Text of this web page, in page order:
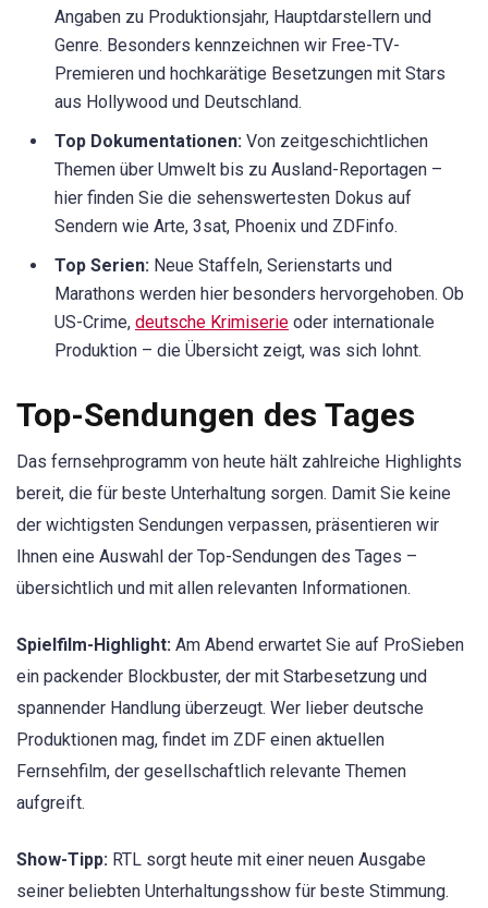
Angaben zu Produktionsjahr, Hauptdarstellern und
Genre. Besonders kennzeichnen wir Free-TV-
Premieren und hochkarätige Besetzungen mit Stars
aus Hollywood und Deutschland.
Top Dokumentationen: Von zeitgeschichtlichen
Themen über Umwelt bis zu Ausland-Reportagen –
hier finden Sie die sehenswertesten Dokus auf
Sendern wie Arte, 3sat, Phoenix und ZDFinfo.
Top Serien: Neue Staffeln, Serienstarts und
Marathons werden hier besonders hervorgehoben. Ob
US-Crime, deutsche Krimiserie oder internationale
Produktion – die Übersicht zeigt, was sich lohnt.
Top-Sendungen des Tages
Das fernsehprogramm von heute hält zahlreiche Highlights
bereit, die für beste Unterhaltung sorgen. Damit Sie keine
der wichtigsten Sendungen verpassen, präsentieren wir
Ihnen eine Auswahl der Top-Sendungen des Tages –
übersichtlich und mit allen relevanten Informationen.
Spielfilm-Highlight: Am Abend erwartet Sie auf ProSieben
ein packender Blockbuster, der mit Starbesetzung und
spannender Handlung überzeugt. Wer lieber deutsche
Produktionen mag, findet im ZDF einen aktuellen
Fernsehfilm, der gesellschaftlich relevante Themen
aufgreift.
Show-Tipp: RTL sorgt heute mit einer neuen Ausgabe
seiner beliebten Unterhaltungsshow für beste Stimmung.